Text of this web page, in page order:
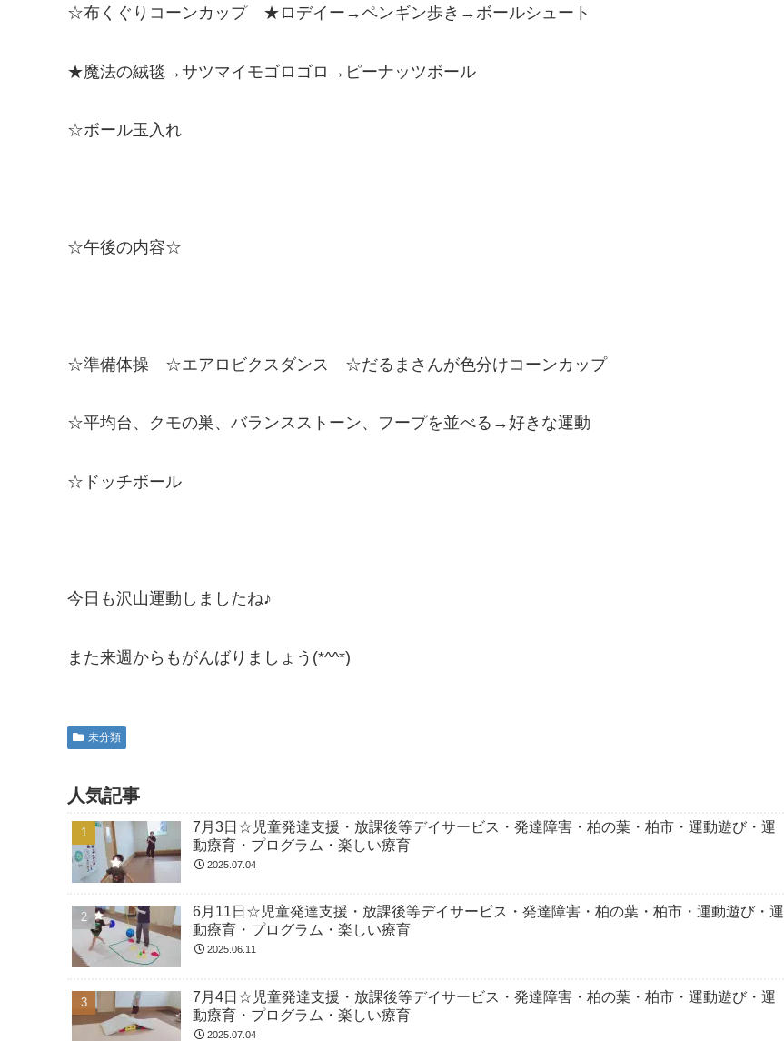
☆布くぐりコーンカップ ★ロデイー→ペンギン歩き→ボールシュート
★魔法の絨毯→サツマイモゴロゴロ→ピーナッツボール
☆ボール玉入れ
☆午後の内容☆
☆準備体操 ☆エアロビクスダンス ☆だるまさんが色分けコーンカップ
☆平均台、クモの巣、バランスストーン、フープを並べる→好きな運動
☆ドッチボール
今日も沢山運動しましたね♪
また来週からもがんばりましょう(*^^*)
未分類
人気記事
7月3日☆児童発達支援・放課後等デイサービス・発達障害・柏の葉・柏市・運動遊び・運
動療育・プログラム・楽しい療育
2025.07.04
6月11日☆児童発達支援・放課後等デイサービス・発達障害・柏の葉・柏市・運動遊び・運
動療育・プログラム・楽しい療育
2025.06.11
7月4日☆児童発達支援・放課後等デイサービス・発達障害・柏の葉・柏市・運動遊び・運
動療育・プログラム・楽しい療育
2025.07.04